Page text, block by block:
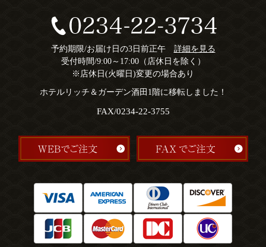
予約期限/お届け日の3日前正午 詳細を見る
受付時間/9:00～17:00（店休日を除く）
※店休日(火曜日)変更の場合あり
ホテルリッチ＆ガーデン酒田1階に移転しました！
FAX/0234-22-3755